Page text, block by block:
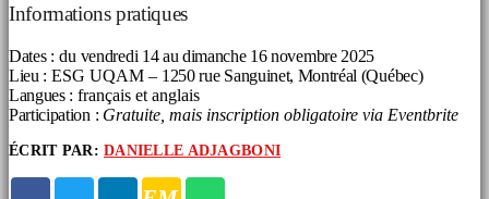
Informations pratiques
Dates : du vendredi 14 au dimanche 16 novembre 2025
Lieu : ESG UQAM – 1250 rue Sanguinet, Montréal (Québec)
Langues : français et anglais
Participation : Gratuite, mais inscription obligatoire via Eventbrite
ÉCRIT PAR:DANIELLE ADJAGBONI